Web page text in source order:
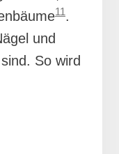
11.
und
So wird